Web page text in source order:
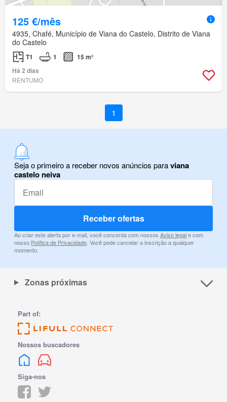
125 €/mês
4935, Chafé, Município de Viana do Castelo, Distrito de Viana
do Castelo
T1 1
15 m²
Há 2 dias
RENTUMO
1
Seja o primeiro a receber novos anúncios paraviana
castelo neiva
Receber ofertas
Ao criar este alerta por e-mail, você concorda com nossos Aviso legale com
nosso Política de Privacidade . Você pode cancelar a inscrição a qualquer
momento.
Zonas próximas
Part of:
Nossos buscadores
Siga-nos